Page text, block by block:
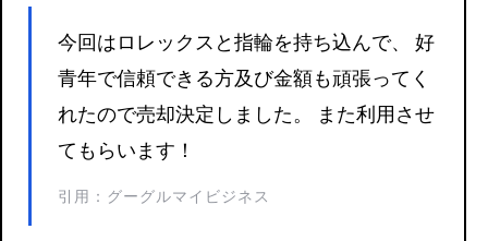
今回はロレックスと指輪を持ち込んで、 好
青年で信頼できる方及び金額も頑張ってく
れたので売却決定しました。 また利用させ
てもらいます！
引用：グーグルマイビジネス